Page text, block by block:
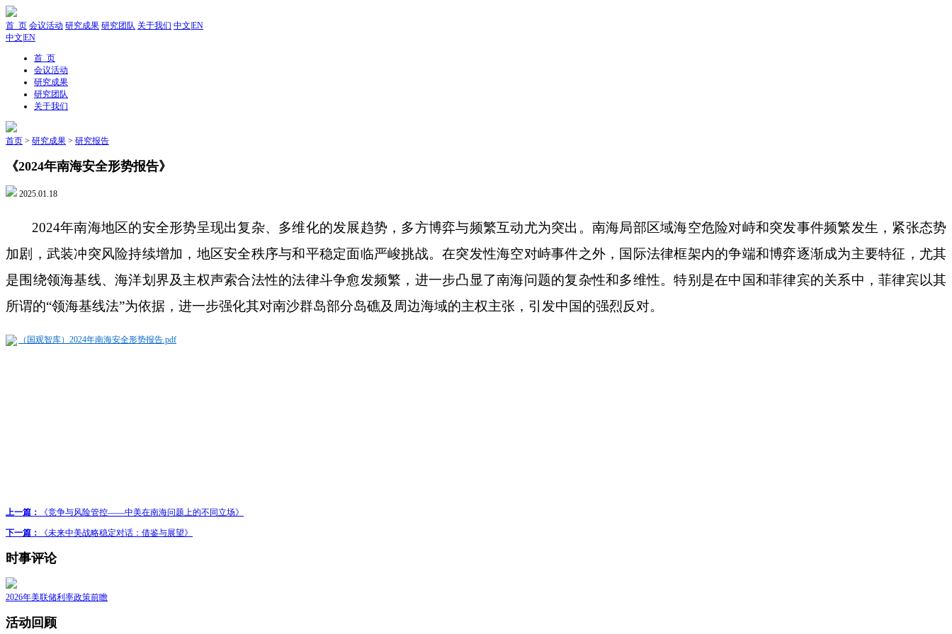
首 页 会议活动 研究成果 研究团队 关于我们 中文 EN
中文 EN
首 页
会议活动
研究成果
研究团队
关于我们
首页 > 研究成果 > 研究报告
《2024年南海安全形势报告》
2025.01.18
2024年南海地区的安全形势呈现出复杂、多维化的发展趋势，多方博弈与频繁互动尤为突出。南海局部区域海空危险对峙和突发事件频繁发生，紧张态势
加剧，武装冲突风险持续增加，地区安全秩序与和平稳定面临严峻挑战。在突发性海空对峙事件之外，国际法律框架内的争端和博弈逐渐成为主要特征，尤其
是围绕领海基线、海洋划界及主权声索合法性的法律斗争愈发频繁，进一步凸显了南海问题的复杂性和多维性。特别是在中国和菲律宾的关系中，菲律宾以其
所谓的“领海基线法”为依据，进一步强化其对南沙群岛部分岛礁及周边海域的主权主张，引发中国的强烈反对。
（国观智库）2024年南海安全形势报告.pdf
上一篇： 《竞争与风险管控——中美在南海问题上的不同立场》
下一篇： 《未来中美战略稳定对话：借鉴与展望》
时事评论
2026年美联储利率政策前瞻
活动回顾